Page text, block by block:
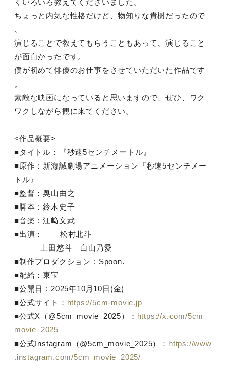
ちょっと内気な性格だけど、物知りな貴樹だったので
演じることで教えてもらうこともあって、演じること
が面白かったです。
僕が初めて俳優のお仕事をさせていただいた作品です
。
素敵な映画になっていると思いますので、ぜひ、ワク
ワクしながら観に来てください。
<作品概要>
■タイトル：『秒速5センチメートル』
■原作：新海誠劇場アニメーション『秒速5センチメー
トル』
■監督：奥山由之
■脚本：鈴木史子
■音楽：江﨑文武
■出演： 松村北斗
上田悠斗 白山乃愛
■制作プロダクション：Spoon.
■配給：東宝
■公開日：2025年10月10日(金)
■公式サイト： https://5cm-movie.jp
■公式X（@5cm_movie_2025）： https://x.com/5cm_
movie_2025
■公式Instagram（@5cm_movie_2025）： https://www
.instagram.com/5cm_movie_2025/